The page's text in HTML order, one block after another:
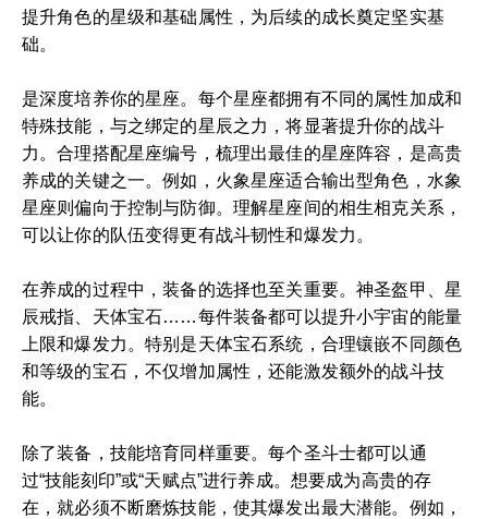
提升角色的星级和基础属性，为后续的成长奠定坚实基
础。
是深度培养你的星座。每个星座都拥有不同的属性加成和
特殊技能，与之绑定的星辰之力，将显著提升你的战斗
力。合理搭配星座编号，梳理出最佳的星座阵容，是高贵
养成的关键之一。例如，火象星座适合输出型角色，水象
星座则偏向于控制与防御。理解星座间的相生相克关系，
可以让你的队伍变得更有战斗韧性和爆发力。
在养成的过程中，装备的选择也至关重要。神圣盔甲、星
辰戒指、天体宝石……每件装备都可以提升小宇宙的能量
上限和爆发力。特别是天体宝石系统，合理镶嵌不同颜色
和等级的宝石，不仅增加属性，还能激发额外的战斗技
能。
除了装备，技能培育同样重要。每个圣斗士都可以通
过“技能刻印”或“天赋点”进行养成。想要成为高贵的存
在，就必须不断磨炼技能，使其爆发出最大潜能。例如，